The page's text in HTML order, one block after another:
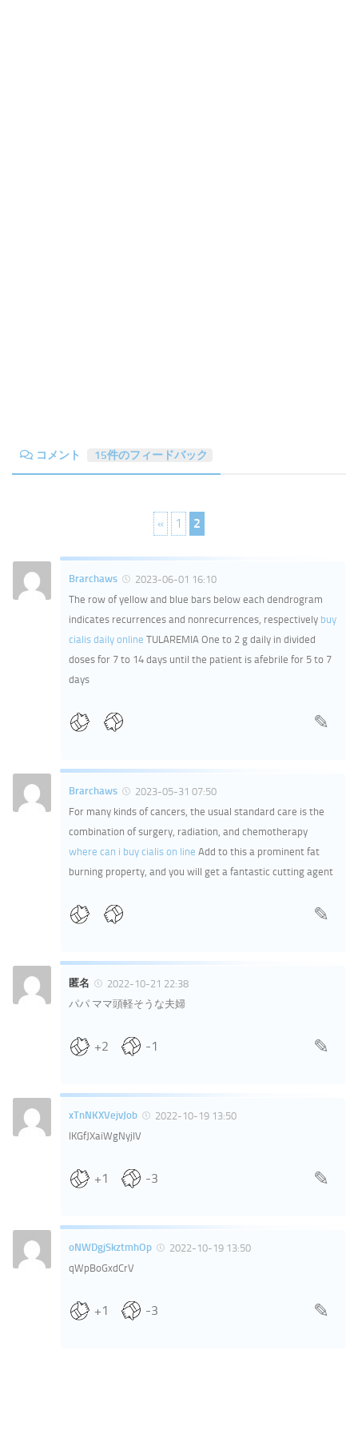
コメント 15件のフィードバック
« 1 2
Brarchaws
2023-06-01 16:10
The row of yellow and blue bars below each dendrogram
indicates recurrences and nonrecurrences, respectively buy
cialis daily online TULAREMIA One to 2 g daily in divided
doses for 7 to 14 days until the patient is afebrile for 5 to 7
days
Brarchaws
2023-05-31 07:50
For many kinds of cancers, the usual standard care is the
combination of surgery, radiation, and chemotherapy
where can i buy cialis on line Add to this a prominent fat
burning property, and you will get a fantastic cutting agent
匿名
2022-10-21 22:38
パパ ママ頭軽そうな夫婦
+2 -1
xTnNKXVejvJob
2022-10-19 13:50
lKGfJXaiWgNyjIV
+1 -3
oNWDgjSkztmhOp
2022-10-19 13:50
qWpBoGxdCrV
+1 -3